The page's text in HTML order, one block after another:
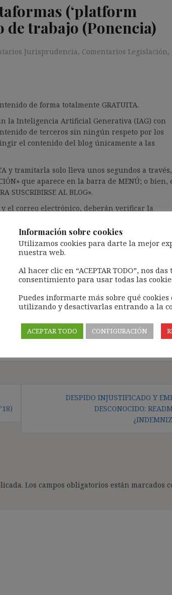
(‘platform
de trabajo (Ponencia)
Jurisprudencia, Comentarios Legislación,
de forma totalmente GRATUITA.
la Inteligencia Artificial Generativa (IAG) con
de terceros sin ningún respeto por los
el contenido del blog únicamente a las
y tramitarla solo lleva unos segundos a través,
que aparece en la barra de MENÚ; o bien,
SUSCRIBIRSE AL BLOG».
el correo electrónico, deberán verificar la
en el correo electrónico registrado (según
la bandeja de «Spam»).
pueda causar.
del blog: https://ignasibeltran.com/
por cuenta ajena,Deliveroo,Directiva 91/533,
,gig economy,platform economy
DESPIDO INJUSTIFICADO Y
DESCONOCIDO:
Los campos obligatorios están marcados
Información sobre cookies
Utilizamos cookies para darte la mejor
nuestra web.
Al hacer clic en “ACEPTAR TODO”, nos das
consentimiento para usar todas las
Puedes informarte más sobre qué cookies
utilizando y desactivarlas entrando a la
ACEPTAR TODO CONFIGURACIÓN